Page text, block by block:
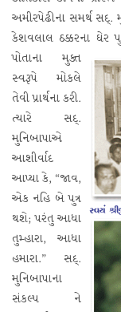
અમીરપેઢીના સમર્થ સદ્‌.
કેશવલાલ ઠક્કરના ઘેર
પોતાના મુક્ત
સ્વરૂપે મોકલે
તેવી પ્રાર્થના કરી.
ત્યારે સદ્‌.
મુનિબાપાએ
આશીર્વાદ
આપ્યા કે, “જાવ,
એક નહિ બે પુત્ર
થશે; પરંતુ આધા
તુમ્હારા, આધા
હમારા.” સદ્‌.
મુનિબાપાના
સંકલ્પ ને